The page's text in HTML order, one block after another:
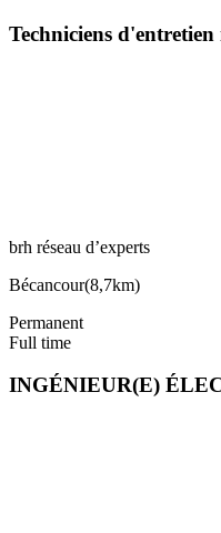
Techniciens
brh réseau d’experts
Bécancour(8,7km)
Permanent
Full time
INGÉNIEUR(E)